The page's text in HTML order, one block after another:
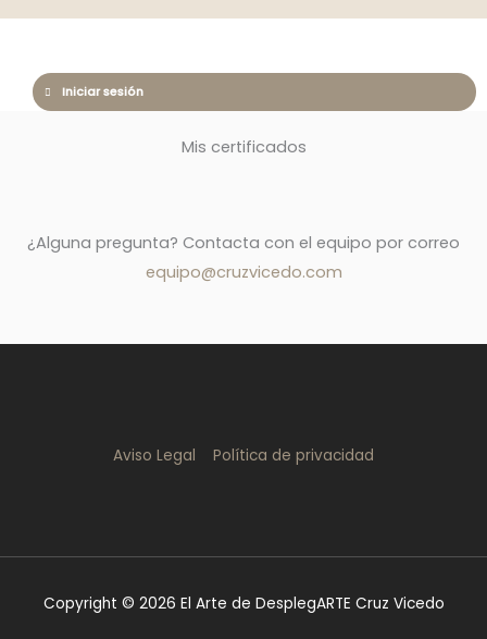
Iniciar sesión
Mis certificados
¿Alguna pregunta? Contacta con el equipo por correo
equipo@cruzvicedo.com
Aviso Legal Política de privacidad
Copyright © 2026 El Arte de DesplegARTE Cruz Vicedo